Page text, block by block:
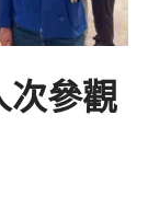
次參觀